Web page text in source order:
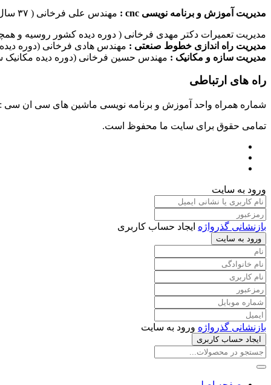
مدیریت آموزش و برنامه نویسی cnc : مهندس علی فرخانی ( ۳۷ سال سابقه کاری در امر برنامه نویسی ماشین های سی ان سی)
مدیریت تعمیرات دکتر مهدی فرخانی ( دوره دیده کشور روسیه و
مدیریت راه اندازی خطوط صنعتی : مهندس هادی فرخانی (دوره
مدیریت سازه و مکانیک : مهندس حسین فرخانی (دوره دیده مکانیک
راه های ارتباطی
شماره همراه واحد آموزش و برنامه نویسی ماشین های سی ان سی : ۰۹۱۲۴۰۹۶۱۷۹ شماره همراه واحد راه اندازی خطوط ماشین آلات صنعتی : ۰۹۱۰۱۹۹۷۴۷۰ شماره همراه واحد تعمیرات : ۰۹۳۸۳۵۲۷۴۵۱
تمامی حقوق برای سایت ما محفوظ است.
ورود به سایت
بازنشانی گذرواژه ایجاد حساب کاربری
ورود به سایت
بازنشانی گذرواژه ورود به سایت
ایجاد حساب کاربری